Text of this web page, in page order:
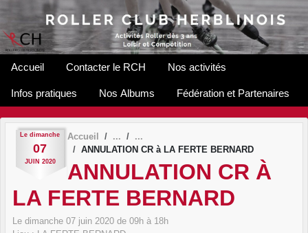
Accueil Contacter le RCH Nos activités
Infos pratiques Nos Albums Fédération et Partenaires
Le dimanche
07
JUIN 2020
Accueil
ANNULATION CR à LA FERTE BERNARD
ANNULATION CR À
LA FERTE BERNARD
Le dimanche 07 juin 2020 de 09h à 18h
Panneau de gestion des cookies